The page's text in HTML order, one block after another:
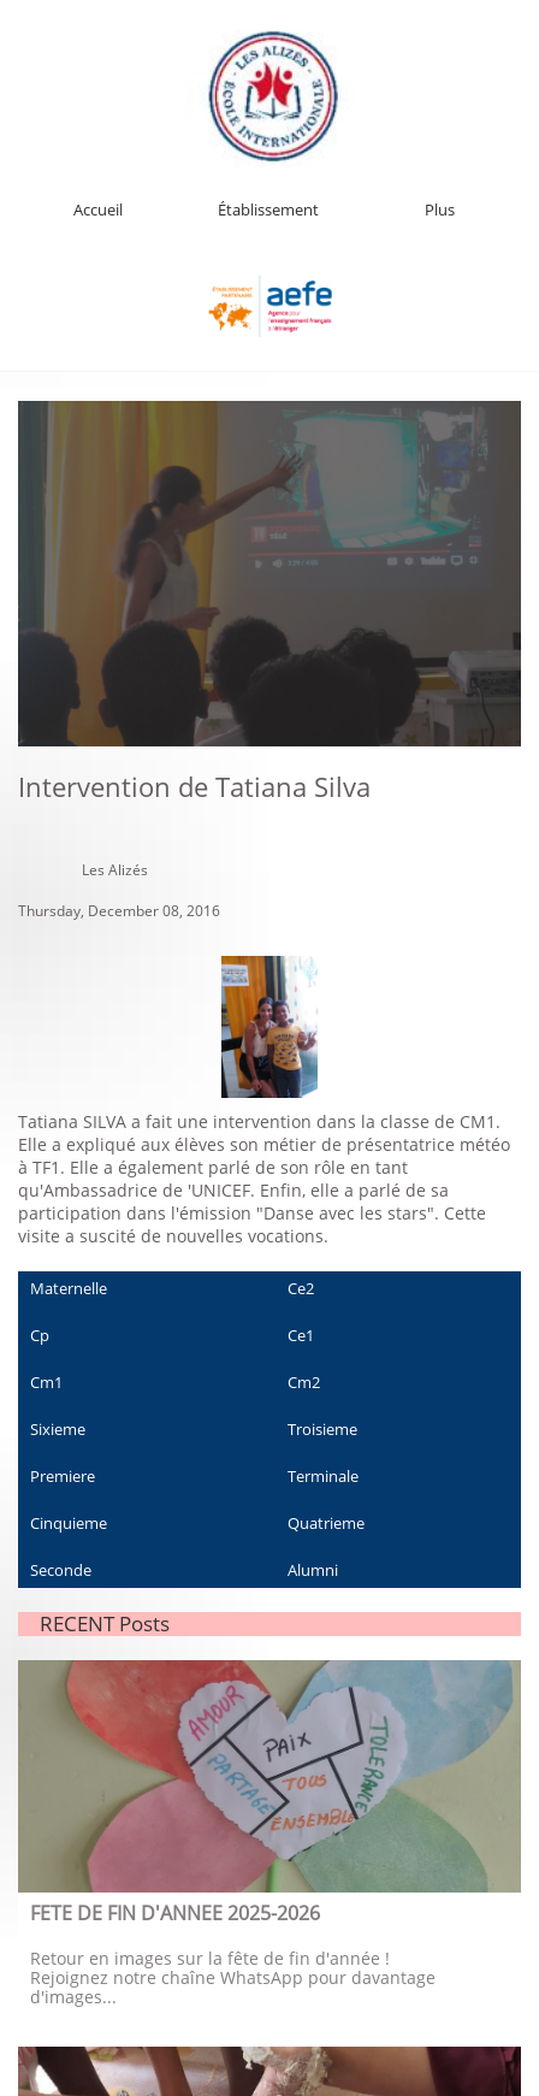
Accueil Établissement Plus
Intervention de Tatiana Silva
Les Alizés
Thursday, December 08, 2016
Tatiana SILVA a fait une intervention dans la classe de CM1.
Elle a expliqué aux élèves son métier de présentatrice météo
à TF1. Elle a également parlé de son rôle en tant
qu'Ambassadrice de 'UNICEF. Enfin, elle a parlé de sa
participation dans l'émission "Danse avec les stars". Cette
visite a suscité de nouvelles vocations.
Maternelle Ce2
Cp Ce1
Cm1 Cm2
Sixieme Troisieme
Premiere Terminale
Cinquieme Quatrieme
Seconde Alumni
RECENT Posts
FETE DE FIN D'ANNEE 2025-2026
Retour en images sur la fête de fin d'année !
Rejoignez notre chaîne WhatsApp pour davantage
d'images...